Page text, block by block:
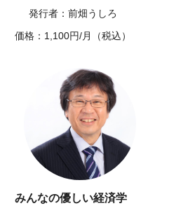
発行者：前畑うしろ
価格：1,100円/月（税込）
みんなの優しい経済学